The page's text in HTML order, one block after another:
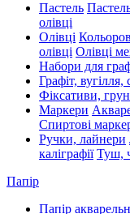
Пастель
олівці
Олівці
олівці Олівці
Набори для
Графіт, вугілля,
Фіксативи,
Маркери
Спиртові
Ручки, лайнери
каліграфії Туш,
Папір
Папір